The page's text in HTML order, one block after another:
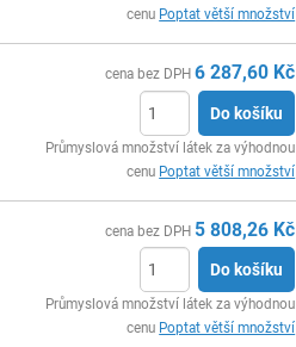
cenu Poptat větší množství
cena bez DPH 6 287,60 Kč
Do košíku
Průmyslová množství látek za výhodnou
cenu Poptat větší množství
cena bez DPH 5 808,26 Kč
Do košíku
Průmyslová množství látek za výhodnou
cenu Poptat větší množství